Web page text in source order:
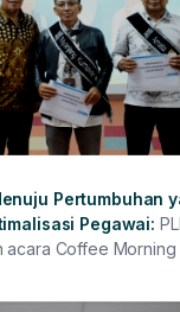
berperan penting
pasokan listrik
ekonomi di
Pertumbuhan
Pegawai
acara Coffee
Acara ini menjadi